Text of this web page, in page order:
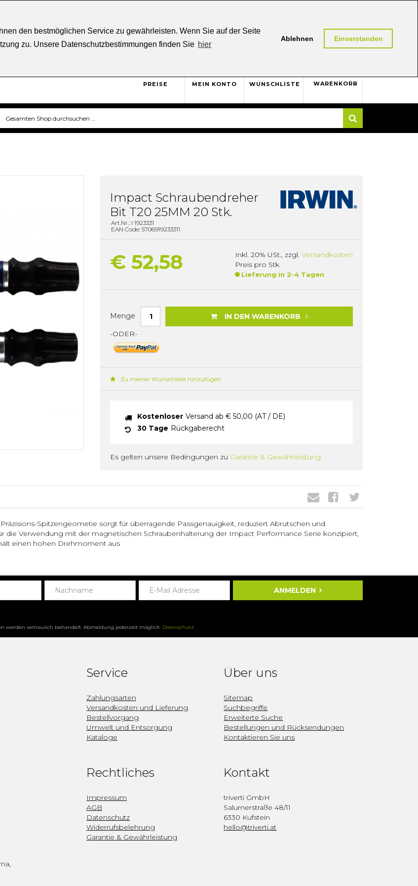
den bestmöglichen Service zu gewährleisten. Wenn Sie auf der Seite
zu. Unsere Datenschutzbestimmungen finden Sie hier
Ablehnen Einverstanden
Rückgaberecht
PREISE MEIN KONTO WUNSCHLISTE WARENKORB
0
Impact Schraubendreher
Bit T20 25MM 20 Stk.
Art.Nr.: I 1923331
EAN Code: 5706919233311
€ 52,58 Inkl. 20% USt., zzgl. Versandkosten
Preis pro Stk.
Lieferung in 2-4 Tagen
Menge
IN DEN WARENKORB
-ODER-
Zu meiner Wunschliste hinzufügen
Kostenloser Versand ab € 50,00 (AT / DE)
30 Tage Rückgaberecht
Es gelten unsere Bedingungen zu Garantie & Gewährleistung.
Spitzengeometie sorgt für überragende Passgenauigkeit, reduziert Abrutschen und
die Verwendung mit der magnetischen Schraubenhalterung der Impact Performance Serie konzipiert,
einen hohen Drehmoment aus
ANMELDEN
werden vertraulich behandelt. Abmeldung jederzeit möglich. Datenschutz.
Service
Zahlungsarten
Versandkosten und Lieferung
Bestellvorgang
Umwelt und Entsorgung
Kataloge
Über uns
Sitemap
Suchbegriffe
Erweiterte Suche
Bestellungen und Rücksendungen
Kontaktieren Sie uns
Rechtliches
Impressum
AGB
Datenschutz
Widerrufsbelehrung
Garantie & Gewährleistung
Kontakt
triverti GmbH
Salurnerstraße 48/11
6330 Kufstein
hello@triverti.at